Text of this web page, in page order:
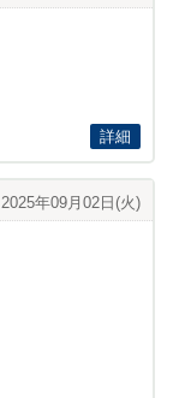
詳細
2025年09月02日(火)